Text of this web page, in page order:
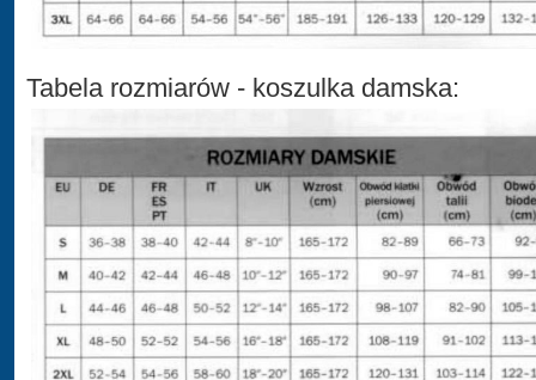
Tabela rozmiarów - koszulka damska: